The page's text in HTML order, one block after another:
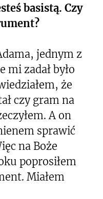
basistą. Czy
jednym z
zadał było
że
czy gram na
A on
sprawić
na Boże
poprosiłem
Miałem